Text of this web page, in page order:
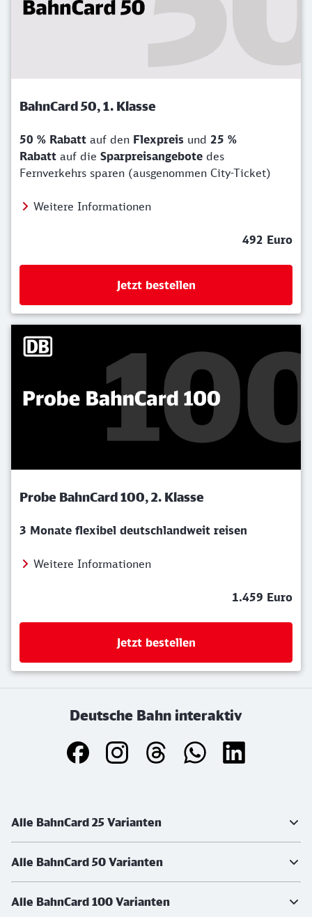
BahnCard 50, 1. Klasse
50 % Rabatt auf den Flexpreis und 25 %
Rabatt auf die Sparpreisangebote des
Fernverkehrs sparen (ausgenommen City-Ticket)
Weitere Informationen
492 Euro
Jetzt bestellen
Probe BahnCard 100, 2. Klasse
3 Monate flexibel deutschlandweit reisen
Weitere Informationen
1.459 Euro
Jetzt bestellen
Deutsche Bahn interaktiv
Alle BahnCard 25 Varianten
Alle BahnCard 50 Varianten
Alle BahnCard 100 Varianten